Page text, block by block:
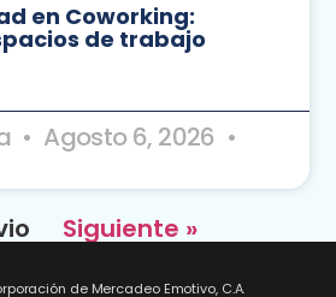
en Coworking:
de trabajo
Agosto 6, 2026
Siguiente »
de Mercadeo Emotivo, C.A.